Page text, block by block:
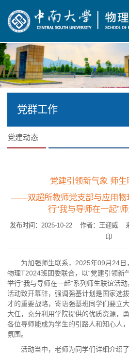
党群工作
党建动态
党建引领新气象 师
——双超所教师党支部与应用物
行“我与导师在一起”
发布时间：2025-10-22 作者：王迎威
印
为加强师生联系，2025年09月24日
物理T2024班团委联合，以“党建引领新
举行“我与导师在一起”系列师生联谊活
活动致开幕辞，强调强基计划是国家选
才的重要战略，寄语强基班同学们要立
大任，充分利用学院提供的优质资源，
各位导师能成为学生的引路人和知心人
氛围。
活动当中，老师为同学们详细介绍